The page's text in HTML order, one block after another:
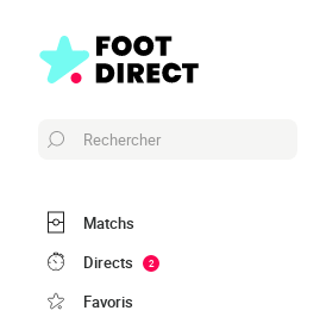
Rechercher
Matchs
Directs
2
Favoris